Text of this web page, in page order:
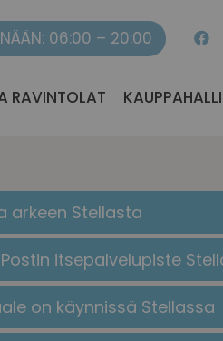
06:00 – 20:00
RAVINTOLAT KAUPPAHALLI
arkeen Stellasta
itsepalvelupiste
on käynnissä Stellassa